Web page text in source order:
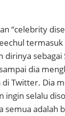
“celebrity
dirinya sebagai
dia
di Twitter. Dia
ingin selalu
semua adalah